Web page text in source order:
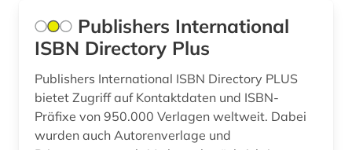
geschichte 500 - 1250 (1)
geschichte 500-1500 (2)
geschichte 500-1600 (1)
geschichte <1500 - 1800> (1)
Publishers International
ISBN Directory Plus
Publishers International ISBN Directory PLUS
bietet Zugriff auf Kontaktdaten und ISBN-
Präfixe von 950.000 Verlagen weltweit. Dabei
wurden auch Autorenverlage und